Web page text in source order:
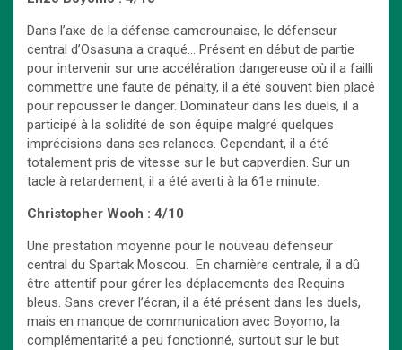
Dans l’axe de la défense camerounaise, le défenseur
central d’Osasuna a craqué… Présent en début de partie
pour intervenir sur une accélération dangereuse où il a failli
commettre une faute de pénalty, il a été souvent bien placé
pour repousser le danger. Dominateur dans les duels, il a
participé à la solidité de son équipe malgré quelques
imprécisions dans ses relances. Cependant, il a été
totalement pris de vitesse sur le but capverdien. Sur un
tacle à retardement, il a été averti à la 61e minute.
Christopher Wooh : 4/10
Une prestation moyenne pour le nouveau défenseur
central du Spartak Moscou. En charnière centrale, il a dû
être attentif pour gérer les déplacements des Requins
bleus. Sans crever l’écran, il a été présent dans les duels,
mais en manque de communication avec Boyomo, la
complémentarité a peu fonctionné, surtout sur le but